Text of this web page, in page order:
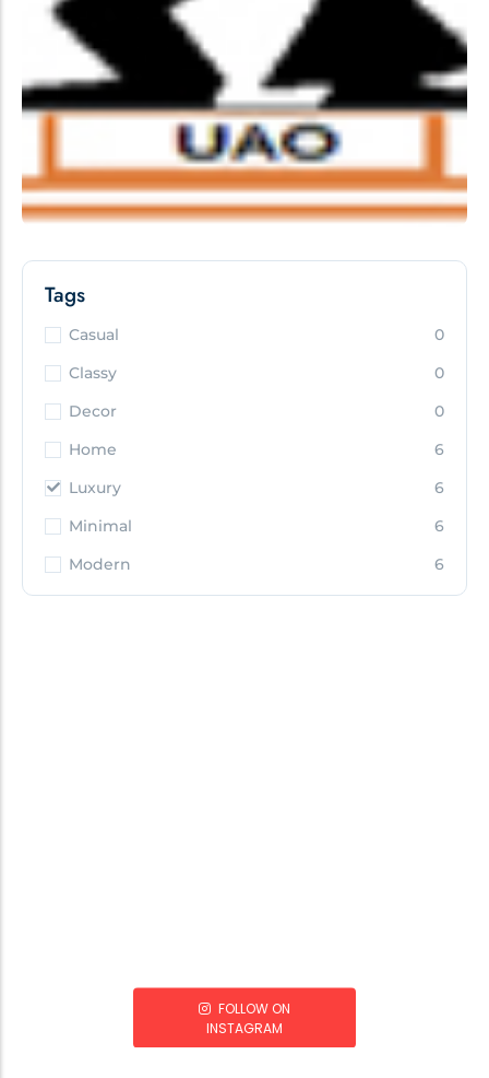
Tags
Casual
0
Classy
0
Decor
0
Home
6
Luxury
6
Minimal
6
Modern
6
FOLLOW ON
INSTAGRAM